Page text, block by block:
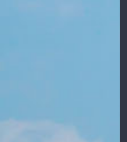
Etiketler